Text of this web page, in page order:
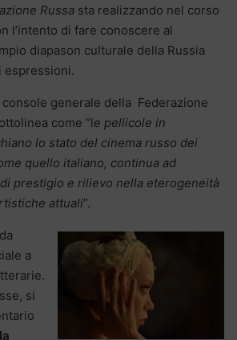
Russa sta realizzando nel corso
l’intento di fare conoscere al
diapason culturale della Russia
espressioni.
console generale della Federazione
come “le pellicole in
lo stato del cinema russo dei
quello italiano, continua ad
prestigio e rilievo nella eterogeneità
attuali”.
a
si